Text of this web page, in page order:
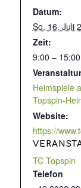
Datum:
So. 16. Juli
Zeit:
9:00 – 15:00
Heimspiele
Topspin-
Website:
https://
TC Topspin
Telefon